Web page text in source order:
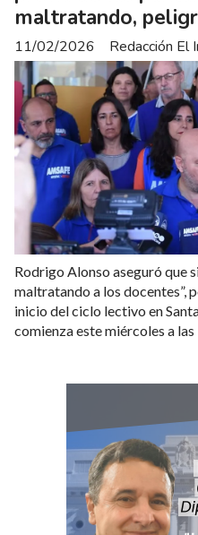
maltratando,
Redacción El
11/02/2026
Rodrigo Alonso aseguró que
maltratando a los docentes”,
inicio del ciclo lectivo en
comienza este miércoles a las